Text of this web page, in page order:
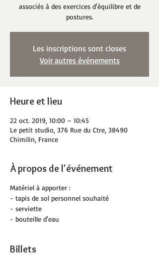
associés à des exercices d'équilibre et de
postures.
Les inscriptions sont closes
Voir autres événements
Heure et lieu
22 oct. 2019, 10:00 – 10:45
Le petit studio, 376 Rue du Ctre, 38490
Chimilin, France
À propos de l'événement
Matériel à apporter :
- tapis de sol personnel souhaité
- serviette
- bouteille d'eau
Billets